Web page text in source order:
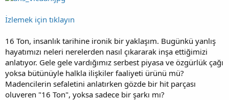
İzlemek için tıklayın
16 Ton, insanlık tarihine ironik bir yaklaşım. Bugünkü yanlış
hayatımızı neleri nerelerden nasıl çıkararak inşa ettiğimizi
anlatıyor. Gele gele vardığımız serbest piyasa ve özgürlük çağı
yoksa bütünüyle halkla ilişkiler faaliyeti ürünü mü?
Madencilerin sefaletini anlatırken gözde bir hit parçası
oluveren "16 Ton", yoksa sadece bir şarkı mı?